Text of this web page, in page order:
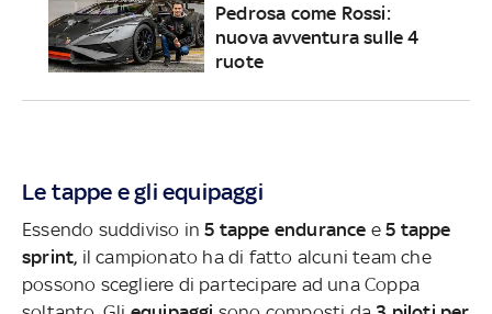
Pedrosa come Rossi:
nuova avventura sulle 4
ruote
Le tappe e gli equipaggi
Essendo suddiviso in 5 tappe endurance e5 tappe
sprint, il campionato ha di fatto alcuni team che
possono scegliere di partecipare ad una Coppa